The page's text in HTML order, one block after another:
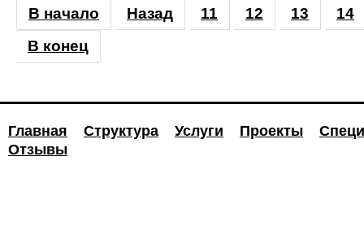
В начало Назад 11 12 13
14
В конец
Главная Структура Услуги Проекты
Отзывы